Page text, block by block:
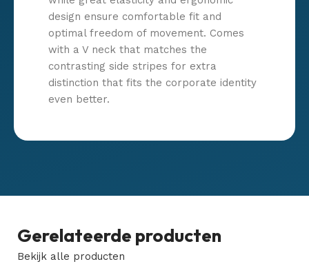
design ensure comfortable fit and
optimal freedom of movement. Comes
with a V neck that matches the
contrasting side stripes for extra
distinction that fits the corporate identity
even better.
Gerelateerde producten
Bekijk alle producten